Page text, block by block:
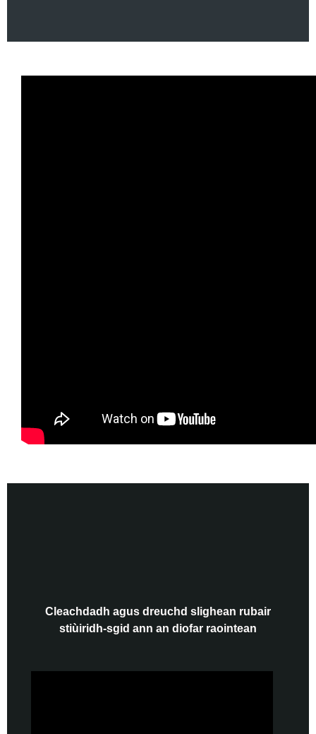
Cleachdadh agus dreuchd slighean rubair
stiùiridh-sgid ann an diofar raointean